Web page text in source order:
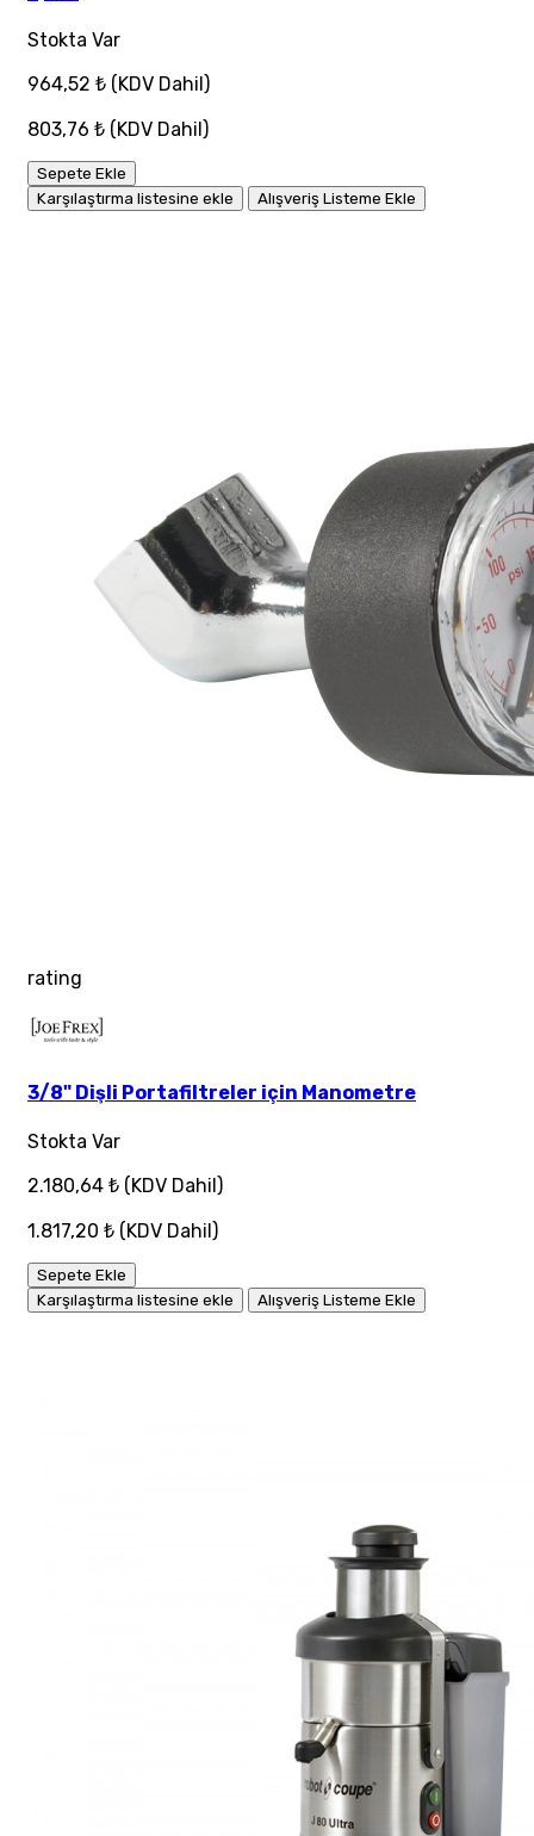
Stokta Var
964,52 ₺ (KDV Dahil)
803,76 ₺ (KDV Dahil)
Sepete Ekle
Karşılaştırma listesine ekle
Alışveriş Listeme Ekle
rating
3/8" Dişli Portafiltreler için Manometre
Stokta Var
2.180,64 ₺ (KDV Dahil)
1.817,20 ₺ (KDV Dahil)
Sepete Ekle
Karşılaştırma listesine ekle
Alışveriş Listeme Ekle